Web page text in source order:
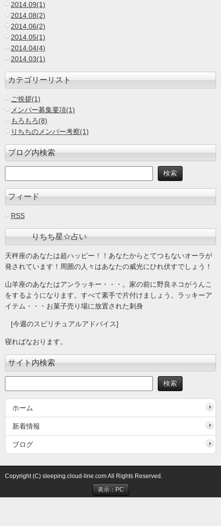
2014.09(1)
2014.08(2)
2014.06(2)
2014.05(1)
2014.04(4)
2014.03(1)
カテゴリーリスト
ご挨拶(1)
メンバー募集要項(1)
もろもろ(8)
りちちのメンバー考察(1)
ブログ内検索
フィード
RSS
りちち星☆占い
天秤座のあなたは超ハッピー！！あなたからとてつもないオーラが
発されています！周囲の人々はあなたの威光にひれ伏すでしょう！
山羊座のあなたはアンラッキー・・・。家の前に野良ネコがうんこ
をするようになります。すべて素手で片付けましょう。ラッキーア
イテム・・・お菓子売り場に放置された刺身
[今週のスピリチュアルアドバイス]
寝ればなおります。
サイト内検索
ホーム
新着情報
ブログ
Copyright (C) sleeping.cloud-line.com All Rights Reserved.
表示：PC